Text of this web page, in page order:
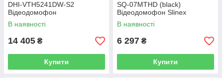
DHI-VTH5241DW-S2
Відеодомофон
В наявності
14 405 ₴
Купити
SQ-07MTHD (black)
Відеодомофон Slinex
В наявності
6 297 ₴
Купити